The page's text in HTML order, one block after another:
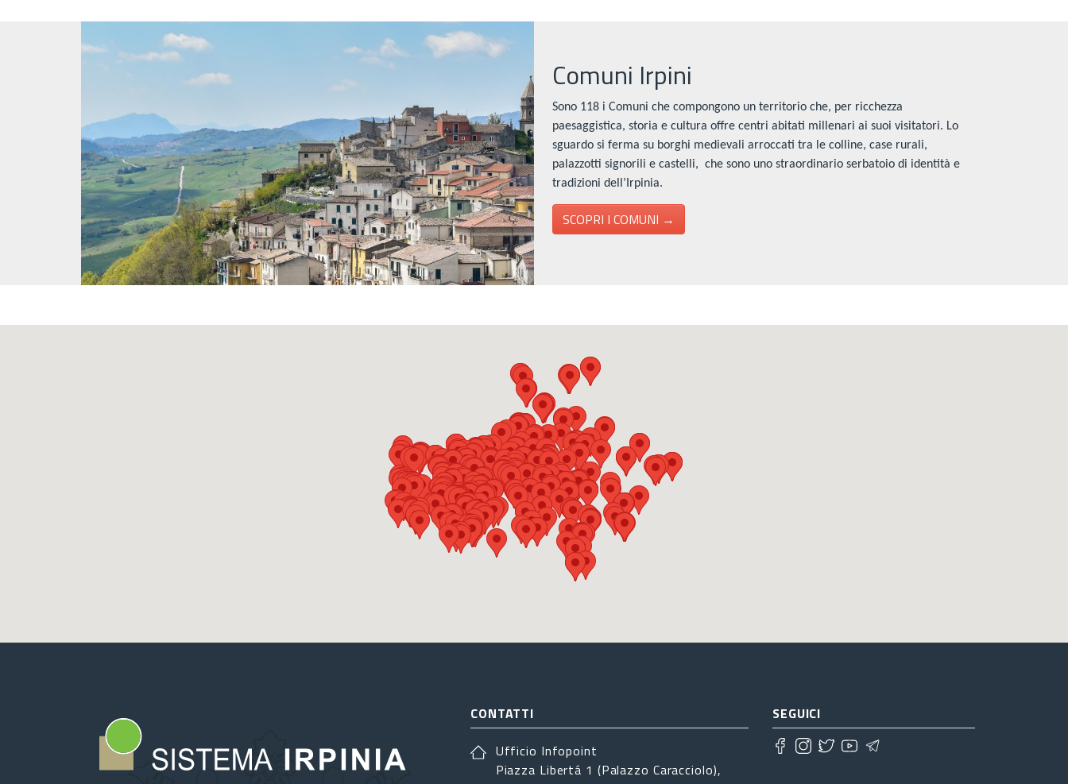
Comuni Irpini
Sono 118 i Comuni che compongono un territorio che, per ricchezza
paesaggistica, storia e cultura offre centri abitati millenari ai suoi visitatori. Lo
sguardo si ferma su borghi medievali arroccati tra le colline, case rurali,
palazzotti signorili e castelli, che sono uno straordinario serbatoio di identità e
tradizioni dell’Irpinia.
SCOPRI I COMUNI →
CONTATTI
Ufficio Infopoint
Piazza Libertá 1 (Palazzo Caracciolo),
SEGUICI